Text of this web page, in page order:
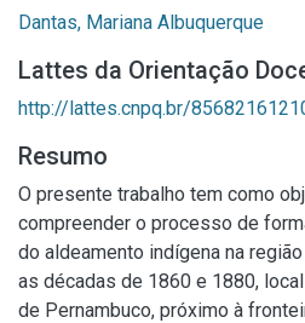
Dantas, Mariana Albuquerque
Lattes da Orientação
http://lattes.cnpq.br/
Resumo
O presente trabalho tem como
compreender o processo de
do aldeamento indígena na
as décadas de 1860 e 1880,
de Pernambuco, próximo à